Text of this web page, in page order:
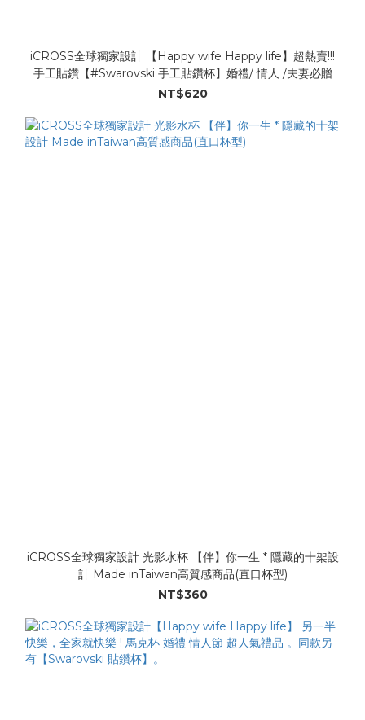
iCROSS全球獨家設計 【Happy wife Happy life】超熱賣!!!
手工貼鑽【#Swarovski 手工貼鑽杯】婚禮/ 情人 /夫妻必贈
NT$620
iCROSS全球獨家設計 光影水杯 【伴】你一生 * 隱藏的十架設
計 Made inTaiwan高質感商品(直口杯型)
NT$360